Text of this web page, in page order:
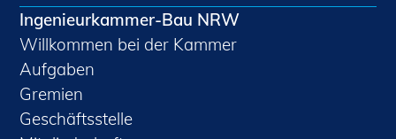
Ingenieurkammer-Bau NRW
Willkommen bei der Kammer
Aufgaben
Gremien
Geschäftsstelle